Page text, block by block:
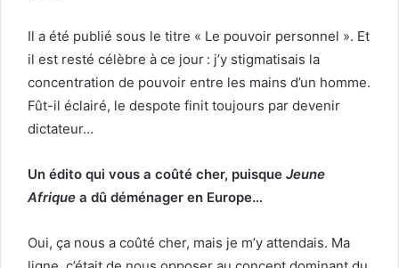
Il a été publié sous le titre « Le pouvoir personnel ». Et
il est resté célèbre à ce jour : j’y stigmatisais la
concentration de pouvoir entre les mains d’un homme.
Fût-il éclairé, le despote finit toujours par devenir
dictateur…
Un édito qui vous a coûté cher, puisque Jeune
Afrique a dû déménager en Europe…
Oui, ça nous a coûté cher, mais je m’y attendais. Ma